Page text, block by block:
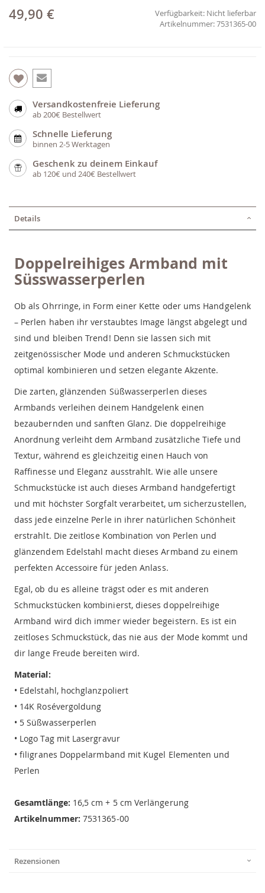
49,90 € Verfügbarkeit: Nicht lieferbar
7531365-00
Versandkostenfreie Lieferung
ab 200€ Bestellwert
Schnelle Lieferung
binnen 2-5 Werktagen
Geschenk zu deinem Einkauf
ab 120€ und 240€ Bestellwert
Details
Doppelreihiges Armband mit
Süsswasserperlen
Ob als Ohrringe, in Form einer Kette oder ums Handgelenk
– Perlen haben ihr verstaubtes Image längst abgelegt und
sind und bleiben Trend! Denn sie lassen sich mit
zeitgenössischer Mode und anderen Schmuckstücken
optimal kombinieren und setzen elegante Akzente.
Die zarten, glänzenden Süßwasserperlen dieses
Armbands verleihen deinem Handgelenk einen
bezaubernden und sanften Glanz. Die doppelreihige
Anordnung verleiht dem Armband zusätzliche Tiefe und
Textur, während es gleichzeitig einen Hauch von
Raffinesse und Eleganz ausstrahlt. Wie alle unsere
Schmuckstücke ist auch dieses Armband handgefertigt
und mit höchster Sorgfalt verarbeitet, um sicherzustellen,
dass jede einzelne Perle in ihrer natürlichen Schönheit
erstrahlt. Die zeitlose Kombination von Perlen und
glänzendem Edelstahl macht dieses Armband zu einem
perfekten Accessoire für jeden Anlass.
Egal, ob du es alleine trägst oder es mit anderen
Schmuckstücken kombinierst, dieses doppelreihige
Armband wird dich immer wieder begeistern. Es ist ein
zeitloses Schmuckstück, das nie aus der Mode kommt und
dir lange Freude bereiten wird.
Material:
• Edelstahl, hochglanzpoliert
• 14K Rosévergoldung
• 5 Süßwasserperlen
• Logo Tag mit Lasergravur
• filigranes Doppelarmband mit Kugel Elementen und
Perlen
Gesamtlänge: 16,5 cm + 5 cm Verlängerung
Artikelnummer: 7531365-00
Rezensionen